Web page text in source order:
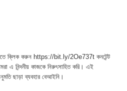
করতে ক্লিক করুন https://bit.ly/2Oe737t কনটেন্ট
এ নিন্দনীয় কাজকে নিরুৎসাহিত করি। এই
ছাড়া ব্যবহার বেআইনি।